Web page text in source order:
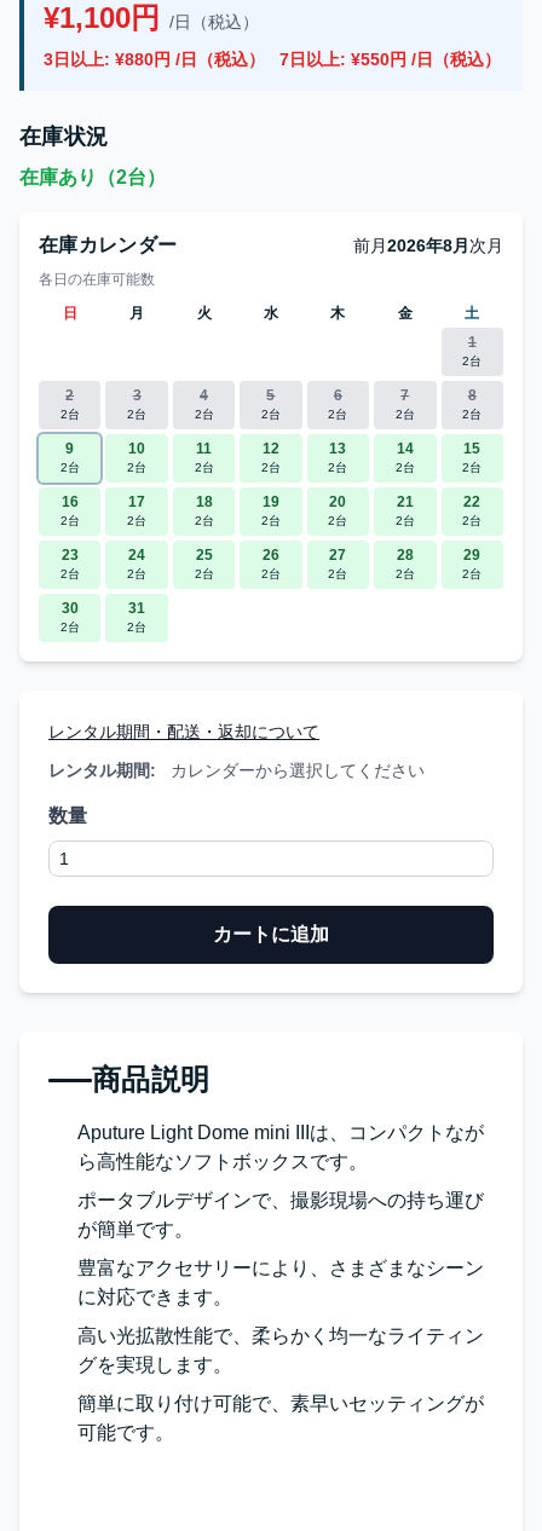
¥1,100円
/日（税込）
3日以上: ¥880円 /日（税込）
7日以上: ¥550円 /日（税込）
在庫状況
在庫あり（2台）
在庫カレンダー 前月2026年8月 次月
各日の在庫可能数
日
月 火 水 木 金
土
1
2台
2
2台
3
2台
4
2台
5
2台
6
2台
7
2台
8
2台
9
2台
10
2台
11
2台
12
2台
13
2台
14
2台
15
2台
16
2台
17
2台
18
2台
19
2台
20
2台
21
2台
22
2台
23
2台
24
2台
25
2台
26
2台
27
2台
28
2台
29
2台
30
2台
31
2台
レンタル期間・配送・返却について
レンタル期間:
カレンダーから選択してください
数量
カートに追加
商品説明
Aputure Light Dome mini IIIは、コンパクトなが
ら高性能なソフトボックスです。
ポータブルデザインで、撮影現場への持ち運び
が簡単です。
豊富なアクセサリーにより、さまざまなシーン
に対応できます。
高い光拡散性能で、柔らかく均一なライティン
グを実現します。
簡単に取り付け可能で、素早いセッティングが
可能です。